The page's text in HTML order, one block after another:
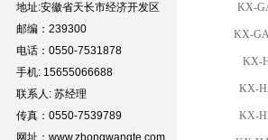
地址:安徽省天长市经济开发区
邮编：239300
电话：0550-7531878
手机: 15655066688
联系人: 苏经理
传真：0550-7539789
网址：www.zhongwangte.com
KX-
KX-
KX-
KX-
KX-